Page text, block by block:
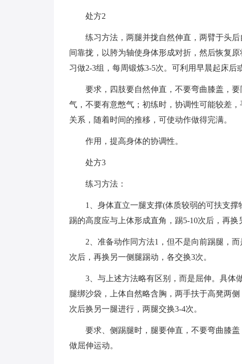
处方2
练习方法，两腿并拢自然伸直，两臂于头
间靠拢，以胯为轴使身体形成对折，然后恢复
习做2-3组，每周锻炼3-5次。可利用早晨起床后
要求，四肢要自然伸直，不要弯曲膝盖，
气，不要有意憋气；初练时，协调性可能较差
关系，随着时间的推移，可使动作做得完满。
作用，提高身体的协调性。
处方3
练习方法：
1、身体直立一腿支撑(体质较弱的可扶支
踢的高度应与上体形成直角，踢5-10次后，再换
2、准备动作同方法1，但不是向前踢腿，
次后，再换另一侧腿踢动，各交换3次。
3、与上述方法略有区别，而是屈伸。具体
腿绑沙袋，上体自然略含胸，两手扶于高凳两
次后换另一腿进行，两腿交换3-4次。
要求、侧踢腿时，腿要伸直，不要弯曲膝
做屈伸运动。